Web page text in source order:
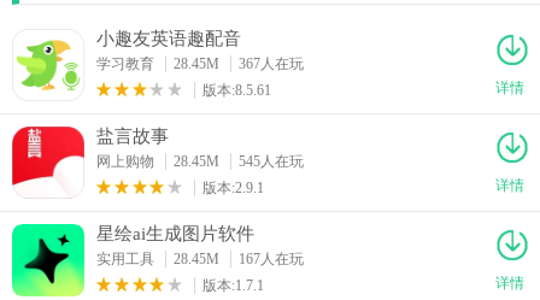
小趣友英语趣配音
学习教育 28.45M
367人在玩
版本:8.5.61
详情
盐言故事
网上购物 28.45M
545人在玩
版本:2.9.1
详情
星绘ai生成图片软件
实用工具 28.45M
167人在玩
版本:1.7.1
详情